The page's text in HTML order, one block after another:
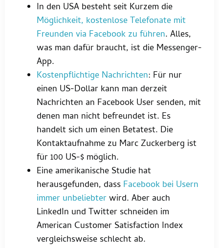
In den USA besteht seit Kurzem die
Möglichkeit, kostenlose Telefonate mit
Freunden via Facebook zu führen. Alles,
was man dafür braucht, ist die Messenger-
App.
Kostenpflichtige Nachrichten: Für nur
einen US-Dollar kann man derzeit
Nachrichten an Facebook User senden, mit
denen man nicht befreundet ist. Es
handelt sich um einen Betatest. Die
Kontaktaufnahme zu Marc Zuckerberg ist
für 100 US-$ möglich.
Eine amerikanische Studie hat
herausgefunden, dass Facebook bei Usern
immer unbeliebterwird. Aber auch
LinkedIn und Twitter schneiden im
American Customer Satisfaction Index
vergleichsweise schlecht ab.